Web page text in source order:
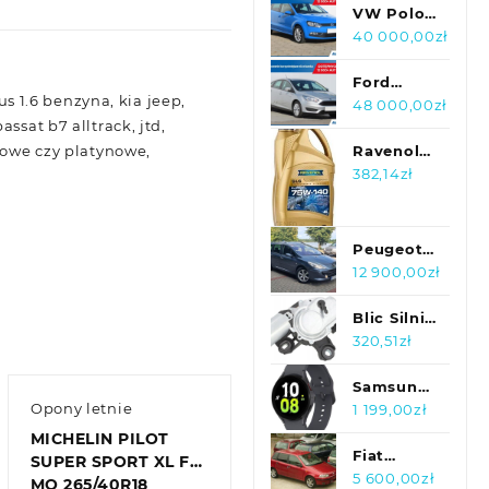
1.6 benzyna, kia jeep,
b7 alltrack, jtd,
czy platynowe,
Opony letnie
MICHELIN PILOT
SUPER SPORT XL FR
MO 265/40R18
FLUX 2
SMART
VW Polo
1.2 TSI ,
Polska,
Klima,
40 000,00zł
Ford
Focus 1.6 i
Polska,
Serwis
48 000,00zł
Ravenol
Olej
Ls 1221110
004 01
382,14zł
Peugeot
307SW 2.0
140KM
Panorama
12 900,00zł
Blic Silnik
Wycieraczek
A3 A4 A6
Passat
024390P
320,51zł
Samsung
Galaxy
1 199,00zł
Fiat
Punto SX
5 600,00zł